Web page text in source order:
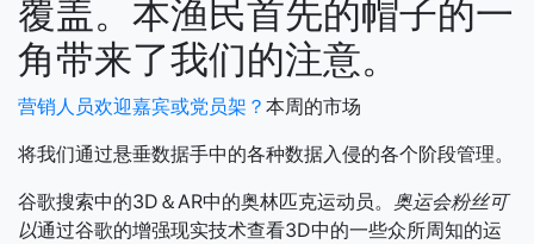
覆盖。本渔民首先的帽子的一
角带来了我们的注意。
营销人员欢迎嘉宾或党员架？ 本周的市场
将我们通过悬垂数据手中的各种数据入侵的各个阶段管理。
谷歌搜索中的3D＆AR中的奥林匹克运动员。 奥运会粉丝可
以通过谷歌的增强现实技术查看3D中的一些众所周知的运